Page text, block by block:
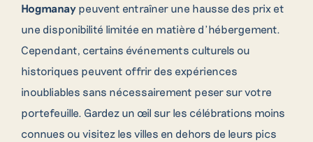
Hogmanay peuvent entraîner une hausse des prix et
une disponibilité limitée en matière d’hébergement.
Cependant, certains événements culturels ou
historiques peuvent offrir des expériences
inoubliables sans nécessairement peser sur votre
portefeuille. Gardez un œil sur les célébrations moins
connues ou visitez les villes en dehors de leurs pics